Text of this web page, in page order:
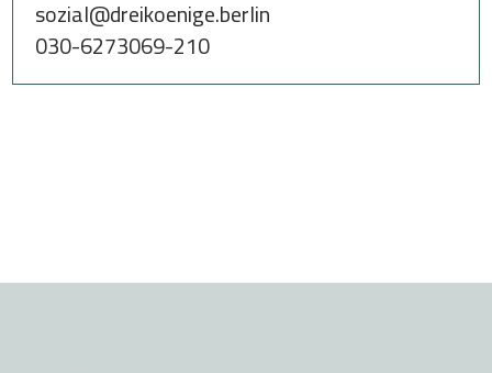
sozial@dreikoenige.berlin
030-6273069-210